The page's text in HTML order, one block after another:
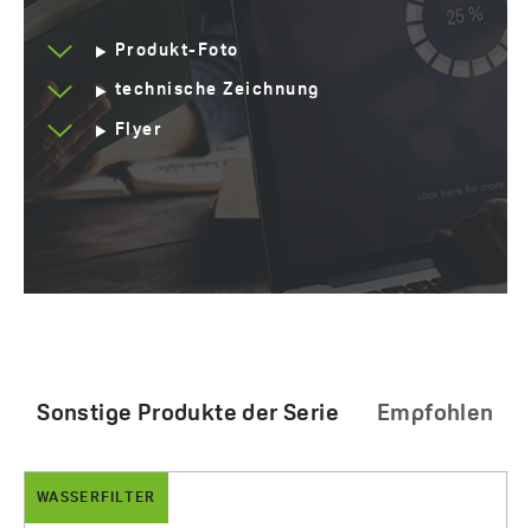
Produkt-Foto
technische Zeichnung
Flyer
Sonstige Produkte der Serie Empfohlen
WASSERFILTER